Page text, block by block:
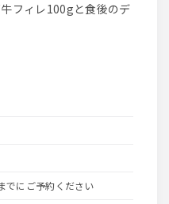
でにご予約ください